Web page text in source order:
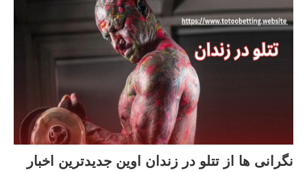
نگرانی ها از تتلو در زندان اوین جدیدترین اخبار